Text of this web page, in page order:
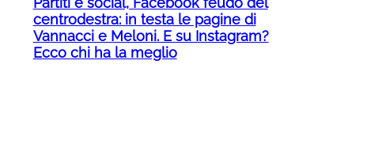
centrodestra: in testa le pagine di
Vannacci e Meloni. E su Instagram?
Ecco chi ha la meglio